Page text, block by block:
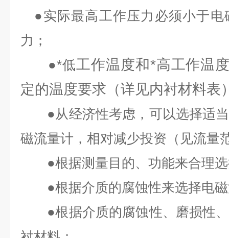
●实际最高工作压力必须小于
力；
●*低工作温度和*高工作温
定的温度要求（详见内衬材料表
●从经济性考虑，可以选择适
磁流量计，相对减少投资（见流量
●根据测量目的、功能来合理
●根据介质的腐蚀性来选择电
●根据介质的腐蚀性、磨损性